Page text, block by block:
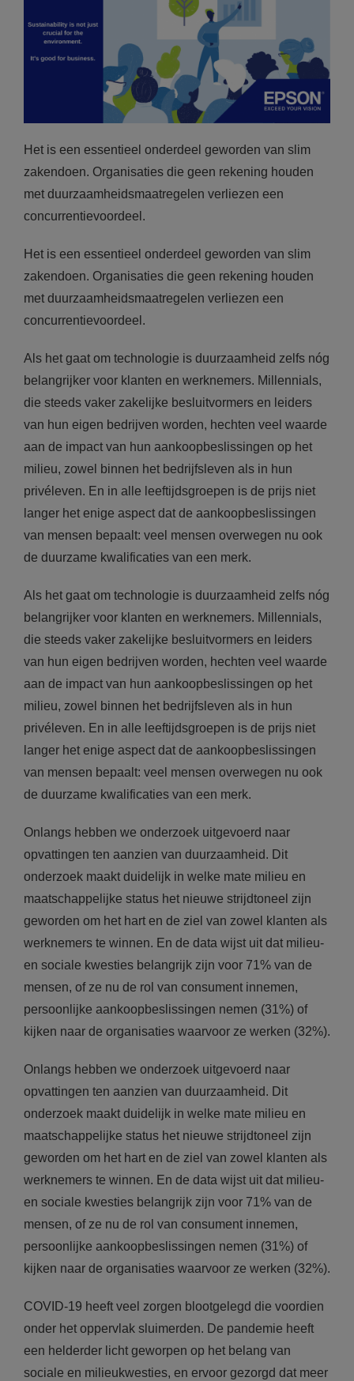
Het is een essentieel onderdeel geworden van slim
zakendoen. Organisaties die geen rekening houden
met duurzaamheidsmaatregelen verliezen een
concurrentievoordeel.
Het is een essentieel onderdeel geworden van slim
zakendoen. Organisaties die geen rekening houden
met duurzaamheidsmaatregelen verliezen een
concurrentievoordeel.
Als het gaat om technologie is duurzaamheid zelfs nóg
belangrijker voor klanten en werknemers. Millennials,
die steeds vaker zakelijke besluitvormers en leiders
van hun eigen bedrijven worden, hechten veel waarde
aan de impact van hun aankoopbeslissingen op het
milieu, zowel binnen het bedrijfsleven als in hun
privéleven. En in alle leeftijdsgroepen is de prijs niet
langer het enige aspect dat de aankoopbeslissingen
van mensen bepaalt: veel mensen overwegen nu ook
de duurzame kwalificaties van een merk.
Als het gaat om technologie is duurzaamheid zelfs nóg
belangrijker voor klanten en werknemers. Millennials,
die steeds vaker zakelijke besluitvormers en leiders
van hun eigen bedrijven worden, hechten veel waarde
aan de impact van hun aankoopbeslissingen op het
milieu, zowel binnen het bedrijfsleven als in hun
privéleven. En in alle leeftijdsgroepen is de prijs niet
langer het enige aspect dat de aankoopbeslissingen
van mensen bepaalt: veel mensen overwegen nu ook
de duurzame kwalificaties van een merk.
Onlangs hebben we onderzoek uitgevoerd naar
opvattingen ten aanzien van duurzaamheid. Dit
onderzoek maakt duidelijk in welke mate milieu en
maatschappelijke status het nieuwe strijdtoneel zijn
geworden om het hart en de ziel van zowel klanten als
werknemers te winnen. En de data wijst uit dat milieu-
en sociale kwesties belangrijk zijn voor 71% van de
mensen, of ze nu de rol van consument innemen,
persoonlijke aankoopbeslissingen nemen (31%) of
kijken naar de organisaties waarvoor ze werken (32%).
Onlangs hebben we onderzoek uitgevoerd naar
opvattingen ten aanzien van duurzaamheid. Dit
onderzoek maakt duidelijk in welke mate milieu en
maatschappelijke status het nieuwe strijdtoneel zijn
geworden om het hart en de ziel van zowel klanten als
werknemers te winnen. En de data wijst uit dat milieu-
en sociale kwesties belangrijk zijn voor 71% van de
mensen, of ze nu de rol van consument innemen,
persoonlijke aankoopbeslissingen nemen (31%) of
kijken naar de organisaties waarvoor ze werken (32%).
COVID-19 heeft veel zorgen blootgelegd die voordien
onder het oppervlak sluimerden. De pandemie heeft
een helderder licht geworpen op het belang van
sociale en milieukwesties, en ervoor gezorgd dat meer